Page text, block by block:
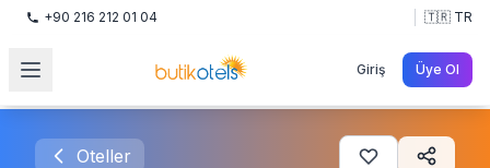
+90 216 212 01 04 🇹🇷 TR
Giriş Üye Ol
Oteller